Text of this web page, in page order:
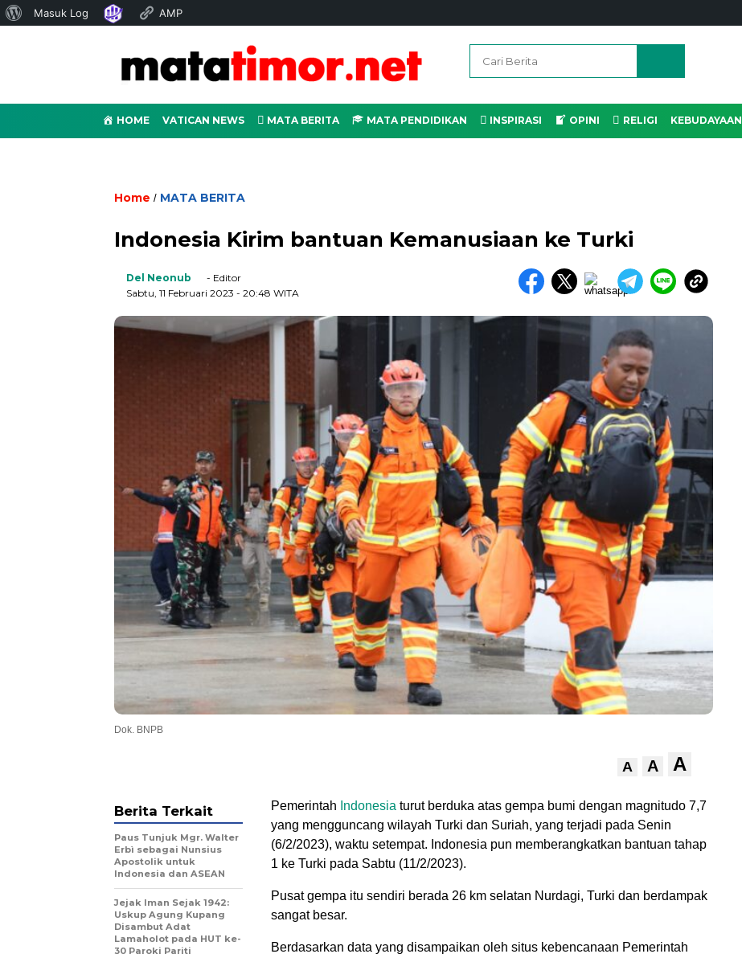
Tentang
Masuk Log AMP
HOME VATICAN NEWS MATA BERITA MATA PENDIDIKAN INSPIRASI OPINI RELIGI KEBUDAYAAN
Home / MATA BERITA
Indonesia Kirim bantuan Kemanusiaan ke Turki
Del Neonub
- Editor
Sabtu, 11 Februari 2023 - 20:48 WITA
Dok. BNPB
A A A
Pemerintah Indonesia turut berduka atas gempa bumi dengan magnitudo 7,7
yang mengguncang wilayah Turki dan Suriah, yang terjadi pada Senin
(6/2/2023), waktu setempat. Indonesia pun memberangkatkan bantuan tahap
1 ke Turki pada Sabtu (11/2/2023).
Pusat gempa itu sendiri berada 26 km selatan Nurdagi, Turki dan berdampak
sangat besar.
Berdasarkan data yang disampaikan oleh situs kebencanaan Pemerintah
Berita Terkait
Paus Tunjuk Mgr. Walter
Erbì sebagai Nunsius
Apostolik untuk
Indonesia dan ASEAN
Jejak Iman Sejak 1942:
Uskup Agung Kupang
Disambut Adat
Lamaholot pada HUT ke-
30 Paroki Pariti